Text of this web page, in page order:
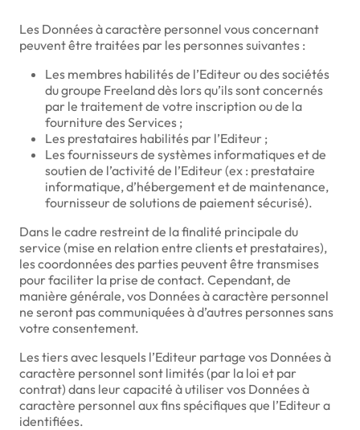
Les Données à caractère personnel vous concernant
peuvent être traitées par les personnes suivantes :
Les membres habilités de l’Editeur ou des sociétés
du groupe Freeland dès lors qu’ils sont concernés
par le traitement de votre inscription ou de la
fourniture des Services ;
Les prestataires habilités par l’Editeur ;
Les fournisseurs de systèmes informatiques et de
soutien de l’activité de l’Editeur (ex : prestataire
informatique, d’hébergement et de maintenance,
fournisseur de solutions de paiement sécurisé).
Dans le cadre restreint de la finalité principale du
service (mise en relation entre clients et prestataires),
les coordonnées des parties peuvent être transmises
pour faciliter la prise de contact. Cependant, de
manière générale, vos Données à caractère personnel
ne seront pas communiquées à d’autres personnes sans
votre consentement.
Les tiers avec lesquels l’Editeur partage vos Données à
caractère personnel sont limités (par la loi et par
contrat) dans leur capacité à utiliser vos Données à
caractère personnel aux fins spécifiques que l’Editeur a
identifiées.